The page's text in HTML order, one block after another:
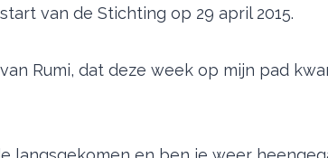
van de Stichting op 29 april 2015.
Rumi, dat deze week op mijn pad